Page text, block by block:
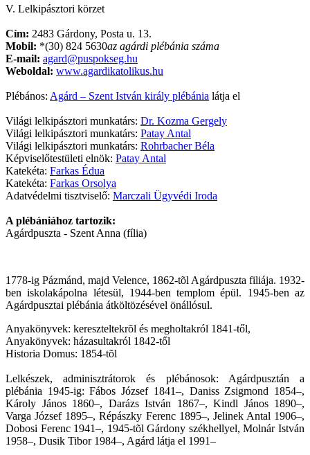
V. Lelkipásztori körzet
Cím: 2483 Gárdony, Posta u. 13.
Mobil: *(30) 824 5630az agárdi plébánia száma
E-mail: agard@puspokseg.hu
Weboldal: www.agardikatolikus.hu
Plébános: Agárd – Szent István király plébánia látja el
Világi lelkipásztori munkatárs: Dr. Kozma Gergely
Világi lelkipásztori munkatárs: Patay Antal
Világi lelkipásztori munkatárs: Rohrbacher Béla
Képviselőtestületi elnök: Patay Antal
Katekéta: Farkas Édua
Katekéta: Farkas Orsolya
Adatvédelmi tisztviselő: Marczali Ügyvédi Iroda
A plébániához tartozik:
Agárdpuszta - Szent Anna (fília)
1778-ig Pázmánd, majd Velence, 1862-tõl Agárdpuszta filiája. 1932-
ben iskolakápolna létesül, 1944-ben templom épül. 1945-ben az
Agárdpusztai plébánia átköltözésével önállósul.
Anyakönyvek: kereszteltekrõl és megholtakról 1841-től,
Anyakönyvek: házasultakról 1842-től
Historia Domus: 1854-tõl
Lelkészek, adminisztrátorok és plébánosok: Agárdpusztán a
plébánia 1945-ig: Fábos József 1841–, Daniss Zsigmond 1854–,
Károly János 1860–, Darázs István 1867–, Kindl János 1890–,
Varga József 1895–, Répászky Ferenc 1895–, Jelinek Antal 1906–,
Dobosi Ferenc 1941–, 1945-tõl Gárdony székhellyel, Molnár István
1958–, Dusik Tibor 1984–, Agárd látja el 1991–